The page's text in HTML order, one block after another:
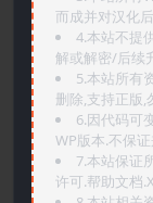
而成并对汉化
4.本站不提
解或解密/后续
5.本站所有
删除,支持正版,
6.因代码可
WP版本.不保
7.本站保证
许可.帮助文档